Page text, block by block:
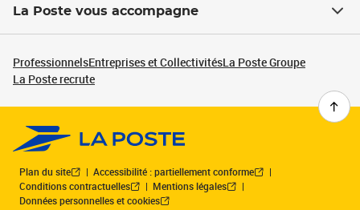
La Poste vous accompagne
ProfessionnelsEntreprises et CollectivitésLa Poste Groupe
La Poste recrute
Plan du site
Accessibilité : partiellement conforme
Conditions contractuelles
Mentions légales
Données personnelles et cookies